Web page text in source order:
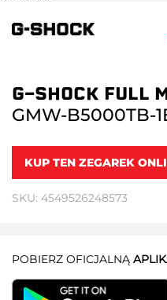
G-SHOCK FULL
GMW-B5000TB-
KUP TEN ZEGAREK
SKU: 4549526248573
POBIERZ OFICJALNĄ